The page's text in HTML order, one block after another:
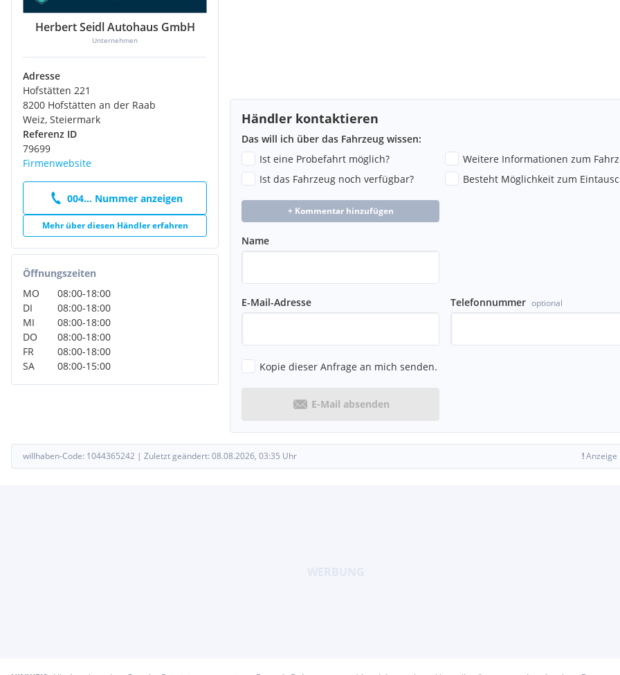
Herbert Seidl Autohaus GmbH
Unternehmen
Adresse
Hofstätten 221
8200 Hofstätten an der Raab
Weiz, Steiermark
Referenz ID
79699
Firmenwebsite
004... Nummer anzeigen
Mehr über diesen Händler erfahren
Öffnungszeiten
MO
08:00-18:00
DI
08:00-18:00
MI
08:00-18:00
DO
08:00-18:00
FR
08:00-18:00
SA
08:00-15:00
Händler kontaktieren
Das will ich über das Fahrzeug wissen:
Ist eine Probefahrt möglich?
Weitere Informationen zum
Ist das Fahrzeug noch verfügbar?
Besteht Möglichkeit zum
+ Kommentar hinzufügen
Name
E-Mail-Adresse Telefonnummer optional
Kopie dieser Anfrage an mich senden.
E-Mail absenden
willhaben-Code: 1044365242 | Zuletzt geändert: 08.08.2026, 03:35 Uhr !Anzeige